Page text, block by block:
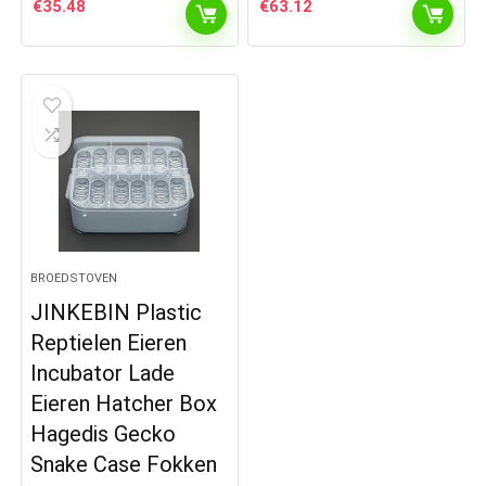
€35.48 €63.12
BROEDSTOVEN
JINKEBIN Plastic
Reptielen Eieren
Incubator Lade
Eieren Hatcher Box
Hagedis Gecko
Snake Case Fokken